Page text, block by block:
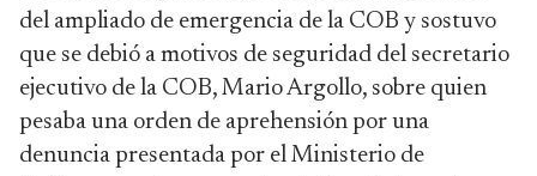
del ampliado de emergencia de la COB y sostuvo
que se debió a motivos de seguridad del secretario
ejecutivo de la COB, Mario Argollo, sobre quien
pesaba una orden de aprehensión por una
denuncia presentada por el Ministerio de